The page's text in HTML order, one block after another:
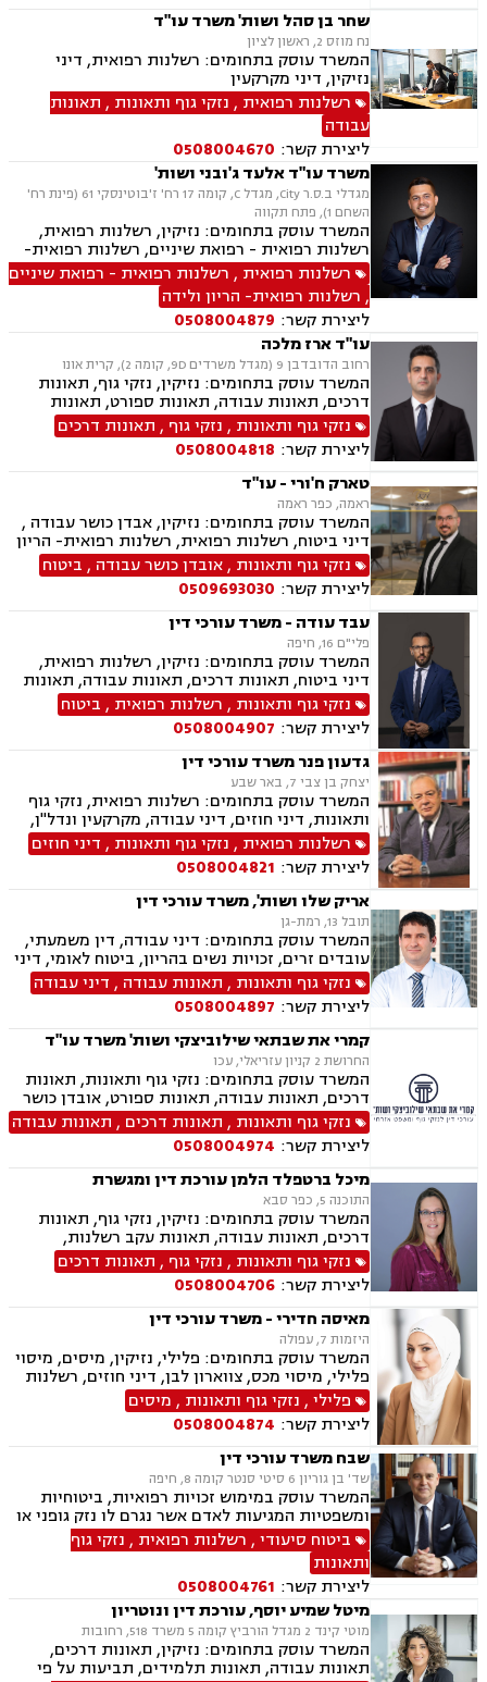
שחר בן סהל ושות' משרד עו"ד
נח מוזס 2, ראשון לציון
המשרד עוסק בתחומים: רשלנות רפואית, דיני
נזיקין, דיני מקרקעין
רשלנות רפואית , נזקי גוף ותאונות , תאונות
עבודה
ליצירת קשר: 0508004670
משרד עו"ד אלעד ג'ובני ושות'
מגדלי ב.ס.ר City, מגדל C, קומה 17 רח' ז'בוטינסקי 61 (פינת רח'
השחם 1), פתח תקווה
המשרד עוסק בתחומים: נזיקין, רשלנות רפואית,
רשלנות רפואית - רפואת שיניים, רשלנות רפואית-
הריון ולידה, ביטוח לאומי, תאונות דרכים, תאונות
עבודה, תאונות ספורט, אבדן כושר עבודה , נזקי גוף,
תאונות תלמידים, ביטוח סיעודי , דיני פנסיה
רשלנות רפואית , רשלנות רפואית - רפואת שיניים
, רשלנות רפואית- הריון ולידה
ליצירת קשר: 0508004879
עו"ד ארז מלכה
רחוב הדובדבן 9 (מגדל משרדים 9D, קומה 2), קרית אונו
המשרד עוסק בתחומים: נזיקין, נזקי גוף, תאונות
דרכים, תאונות עבודה, תאונות ספורט, תאונות
תלמידים, רשלנות רפואית
נזקי גוף ותאונות , נזקי גוף , תאונות דרכים
ליצירת קשר: 0508004818
טארק ח'ורי - עו"ד
ראמה, כפר ראמה
המשרד עוסק בתחומים: נזיקין, אבדן כושר עבודה ,
דיני ביטוח, רשלנות רפואית, רשלנות רפואית- הריון
ולידה, רשלנות רפואית - רפואת שיניים, תאונות
דרכים, תאונות עבודה, תאונות ספורט, נזקי גוף,
תאונות תלמידים, נזקי רכוש, ביטוח לאומי, ביטוח
סיעודי , דיני פנסיה
נזקי גוף ותאונות ,אובדן כושר עבודה , ביטוח
ליצירת קשר: 0509693030
עבד עודה - משרד עורכי דין
פלי"ם 16, חיפה
המשרד עוסק בתחומים: נזיקין, רשלנות רפואית,
דיני ביטוח, תאונות דרכים, תאונות עבודה, תאונות
עקב רשלנות, תאונות תלמידים, נזקי גוף
נזקי גוף ותאונות , רשלנות רפואית , ביטוח
ליצירת קשר: 0508004907
גדעון פנר משרד עורכי דין
יצחק בן צבי 7, באר שבע
המשרד עוסק בתחומים: רשלנות רפואית, נזקי גוף
ותאונות, דיני חוזים, דיני עבודה, מקרקעין ונדל"ן,
דיני משפחה, בנקים, פלילי, נזקי גוף, תאונות עבודה,
תאונות דרכים, משפט מסחרי, תביעות ביטוח ונזקי
רכוש, ייפוי כוח מתמשך, נוטריון , רשלנות רפואית-
הריון ולידה, לשון הרע, תאונות ספורט, בריאות
הנפש, אובדן כושר עבודה , תאונות תלמידים,
תאונות עקב רשלנות, נזקי רכוש, קבלנות חוזית,
השקעות בחו"ל, דין משמעתי, עובדים זרים, זכויות
נשים בהריון, תכנון ובניה, דיור מוגן, אגודות
שיתופיות, ליקויי בנייה, מושבים וקיבוצים , ועוד
רשלנות רפואית , נזקי גוף ותאונות , דיני חוזים
ליצירת קשר: 0508004821
אריק שלו ושות', משרד עורכי דין
תובל 13, רמת-גן
המשרד עוסק בתחומים: דיני עבודה, דין משמעתי,
עובדים זרים, זכויות נשים בהריון, ביטוח לאומי, דיני
ביטוח, ביטוח סיעודי , דיני פנסיה, צווי מניעה, אזרחי
מסחרי, קניין רוחני, זכויות יוצרים, דיני תאגידים,
פירוקים והקפאות הליכים, פשיטת רגל, ליווי עסקי,
נזיקין, רשלנות רפואית, רשלנות רפואית- הריון
ולידה, נזקי גוף, תאונות עקב רשלנות, תאונות
תלמידים, אבדן כושר עבודה , תאונות ספורט,
בריאות הנפש, לשון הרע, דיני צבא ובטחון, נכי צה"ל,
נפגעי טרור , תביעות יצוגיות
נזקי גוף ותאונות , תאונות עבודה , דיני עבודה
ליצירת קשר: 0508004897
קמרי את שבתאי שילוביצקי ושות' משרד עו"ד
החרושת 2 קניון עזריאלי, עכו
המשרד עוסק בתחומים: נזקי גוף ותאונות, תאונות
דרכים, תאונות עבודה, תאונות ספורט, אובדן כושר
עבודה, תאונות תלמידים, תאונות עקב רשלנות,
תביעות ביטוח ונזקי רכוש, ביטוח סיעודי, דיני
פנסיה, נזקי רכוש, פטור ממס הכנסה מסיבות
רפואיות
נזקי גוף ותאונות , תאונות דרכים , תאונות עבודה
ליצירת קשר: 0508004974
מיכל ברטפלד הלמן עורכת דין ומגשרת
התוכנה 5, כפר סבא
המשרד עוסק בתחומים: נזיקין, נזקי גוף, תאונות
דרכים, תאונות עבודה, תאונות עקב רשלנות,
תאונות תלמידים, רשלנות רפואית, אבדן כושר
עבודה , ייפוי כוח מתמשך, ביטוח לאומי, ירושות
וצוואות, הסכמי ממון, גישור
נזקי גוף ותאונות , נזקי גוף , תאונות דרכים
ליצירת קשר: 0508004706
מאיסה חדירי - משרד עורכי דין
היזמות 7, עפולה
המשרד עוסק בתחומים: פלילי, נזיקין, מיסים, מיסוי
פלילי, מיסוי מכס, צווארון לבן, דיני חוזים, רשלנות
רפואית, דיני ביטוח, דיני חברות, הוצאה לפועל,
ביטוח לאומי, דיני עבודה, חדלות פירעון, עבירות
מס, תאונות עבודה, תאונות תלמידים, תביעות גזזת
פלילי, נזקי גוף ותאונות , מיסים
ליצירת קשר: 0508004874
שבח משרד עורכי דין
שד' בן גוריון 6 סיטי סנטר קומה 8, חיפה
המשרד עוסק במימוש זכויות רפואיות, ביטוחיות
ומשפטיות המגיעות לאדם אשר נגרם לו נזק גופני או
בריאותי כתוצאה ממחלה או תאונה.
ביטוח סיעודי , רשלנות רפואית , נזקי גוף
ותאונות
ליצירת קשר: 0508004761
מיטל שמיע יוסף, עורכת דין ונוטריון
מוטי קינד 2 מגדל הורביץ קומה 5 משרד 518, רחובות
המשרד עוסק בתחומים: נזיקין, תאונות דרכים,
תאונות עבודה, תאונות תלמידים, תביעות על פי